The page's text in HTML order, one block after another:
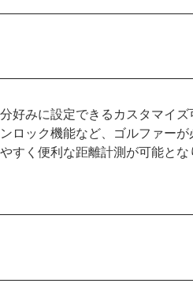
好みに設定できるカスタマイ
ロック機能など、ゴルファーが
すく便利な距離計測が可能とな